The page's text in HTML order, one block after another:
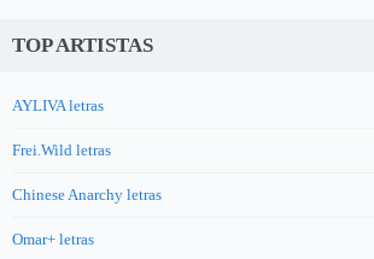
TOP ARTISTAS
AYLIVA letras
Frei.Wild letras
Chinese Anarchy letras
Omar+ letras